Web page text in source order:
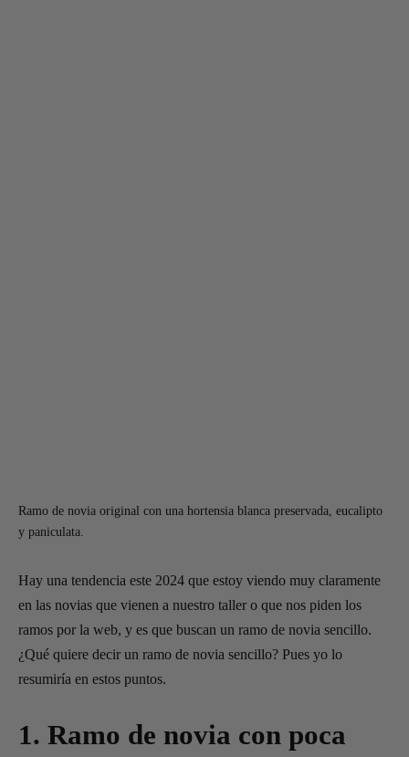
Ramo de novia original con una hortensia blanca preservada, eucalipto
y paniculata.
Hay una tendencia este 2024 que estoy viendo muy claramente
en las novias que vienen a nuestro taller o que nos piden los
ramos por la web, y es que buscan un ramo de novia sencillo.
¿Qué quiere decir un ramo de novia sencillo? Pues yo lo
resumiría en estos puntos.
1. Ramo de novia con poca